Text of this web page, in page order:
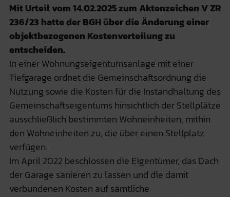
Mit Urteil vom 14.02.2025 zum Aktenzeichen V ZR
236/23 hatte der BGH über die Änderung einer
objektbezogenen Kostenverteilung zu
entscheiden.
In einer Wohnungseigentumsanlage mit einer
Tiefgarage ordnet die Gemeinschaftsordnung die
Nutzung sowie die Kosten für die Instandhaltung des
Gemeinschaftseigentums hinsichtlich der Stellplätze
ausschließlich bestimmten Wohneinheiten, mithin
den Wohneinheiten zu, die über einen Stellplatz
verfügen.
Im April 2022 beschlossen die Eigentümer, das Dach
der Garage sanieren zu lassen und die damit
verbundenen Kosten auf sämtliche